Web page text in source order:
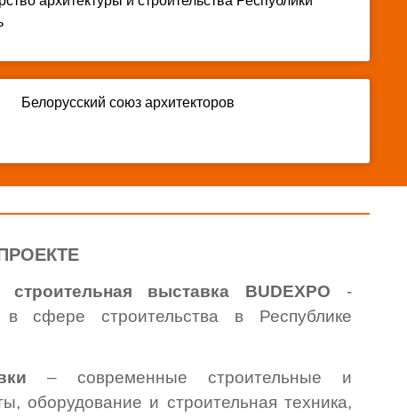
Белорусский союз архитекторов
выставка BUDEXPO -
сфере строительства в Республике
– современные строительные и
оборудование и строительная техника,